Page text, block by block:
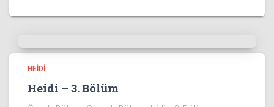
HEIDI
Heidi – 3. Bölüm